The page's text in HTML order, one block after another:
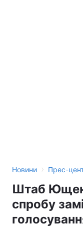
Новини › Прес-
Штаб
спробу